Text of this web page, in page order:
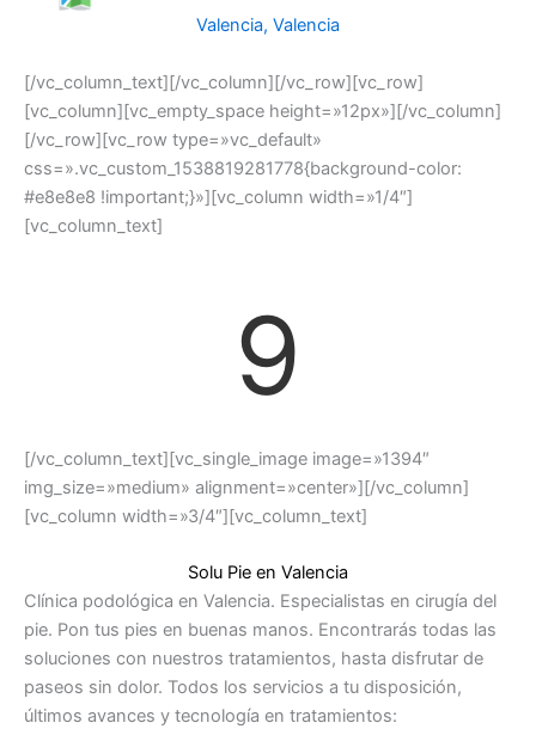
Valencia, Valencia
[/vc_column_text][/vc_column][/vc_row][vc_row]
[vc_column][vc_empty_space height=»12px»][/vc_column]
[/vc_row][vc_row type=»vc_default»
css=».vc_custom_1538819281778{background-color:
#e8e8e8 !important;}»][vc_column width=»1/4″]
[vc_column_text]
9
[/vc_column_text][vc_single_image image=»1394″
img_size=»medium» alignment=»center»][/vc_column]
[vc_column width=»3/4″][vc_column_text]
Solu Pie en Valencia
Clínica podológica en Valencia. Especialistas en cirugía del
pie. Pon tus pies en buenas manos. Encontrarás todas las
soluciones con nuestros tratamientos, hasta disfrutar de
paseos sin dolor. Todos los servicios a tu disposición,
últimos avances y tecnología en tratamientos: